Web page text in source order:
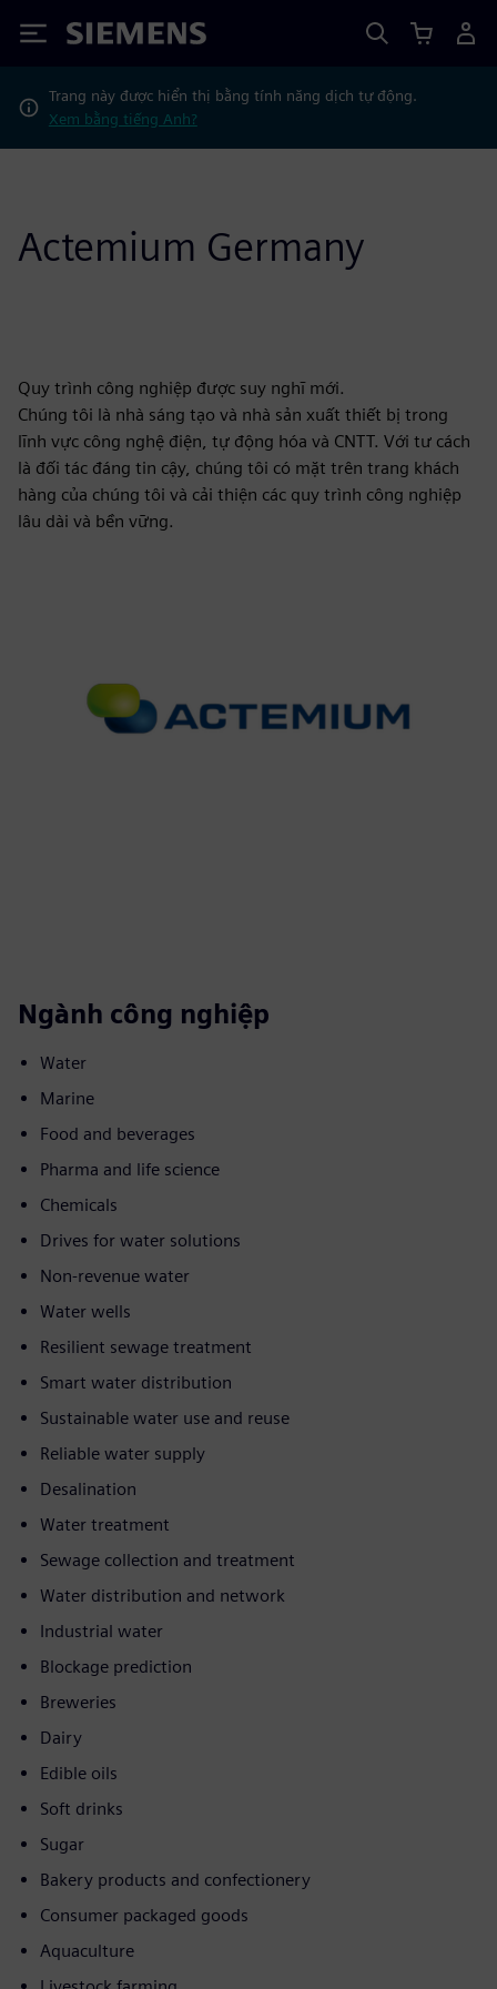
Siemens
Trang này được hiển thị bằng tính năng dịch tự động.
Xem bằng tiếng Anh?
Actemium Germany
Quy trình công nghiệp được suy nghĩ mới.
Chúng tôi là nhà sáng tạo và nhà sản xuất thiết bị trong
lĩnh vực công nghệ điện, tự động hóa và CNTT. Với tư cách
là đối tác đáng tin cậy, chúng tôi có mặt trên trang khách
hàng của chúng tôi và cải thiện các quy trình công nghiệp
lâu dài và bền vững.
Ngành công nghiệp
Water
Marine
Food and beverages
Pharma and life science
Chemicals
Drives for water solutions
Non-revenue water
Water wells
Resilient sewage treatment
Smart water distribution
Sustainable water use and reuse
Reliable water supply
Desalination
Water treatment
Sewage collection and treatment
Water distribution and network
Industrial water
Blockage prediction
Breweries
Dairy
Edible oils
Soft drinks
Sugar
Bakery products and confectionery
Consumer packaged goods
Aquaculture